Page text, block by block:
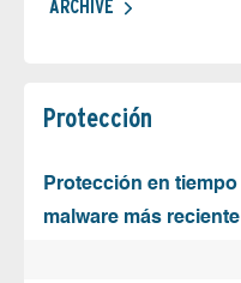
ARCHIVE
Protección
Protección en
malware más